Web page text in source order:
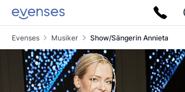
Evenses Musiker Show/Sängerin Annieta